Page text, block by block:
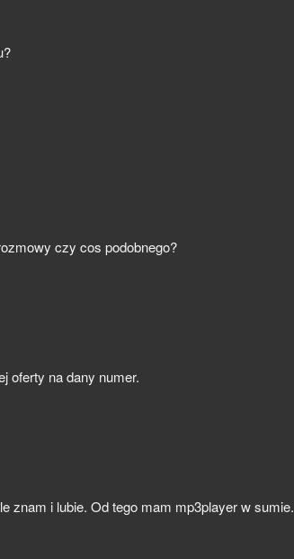
czy cos podobnego?
oferty na dany numer.
znam i lubie. Od tego mam mp3player w sumie.